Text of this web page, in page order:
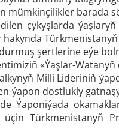
mümkinçilikler barada
çykyşlarda
şertlerine eýe
«Ýaşlar-
Milli Lideriniň
ýapon dostlukly
Ýaponiýada
Türkmenistanyň